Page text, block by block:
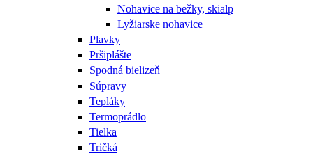
Nohavice na bežky, skialp
Lyžiarske nohavice
Plavky
Pršiplášte
Spodná bielizeň
Súpravy
Tepláky
Termoprádlo
Tielka
Tričká